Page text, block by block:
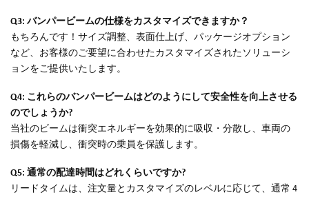
Q3: バンパービームの仕様をカスタマイズできますか？
もちろんです！サイズ調整、表面仕上げ、パッケージオプション
など、お客様のご要望に合わせたカスタマイズされたソリューシ
ョンをご提供いたします。
Q4: これらのバンパービームはどのようにして安全性を向上させる
のでしょうか?
当社のビームは衝突エネルギーを効果的に吸収・分散し、車両の
損傷を軽減し、衝突時の乗員を保護します。
Q5: 通常の配達時間はどれくらいですか?
リードタイムは、注文量とカスタマイズのレベルに応じて、通常 4